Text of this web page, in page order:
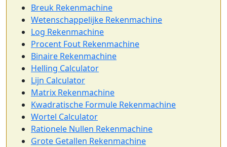
Breuk Rekenmachine
Wetenschappelijke Rekenmachine
Log Rekenmachine
Procent Fout Rekenmachine
Binaire Rekenmachine
Helling Calculator
Lijn Calculator
Matrix Rekenmachine
Kwadratische Formule Rekenmachine
Wortel Calculator
Rationele Nullen Rekenmachine
Grote Getallen Rekenmachine